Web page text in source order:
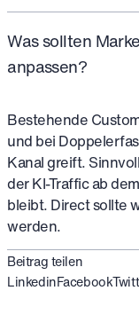
Was sollten
anpassen?
Bestehende
und bei
Kanal greift.
der KI-Traffic ab
bleibt. Direct sollte
werden.
Beitrag teilen
LinkedinFacebook